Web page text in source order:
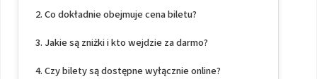
Co dokładnie obejmuje cena biletu?
Jakie są zniżki i kto wejdzie za darmo?
Czy bilety są dostępne wyłącznie online?